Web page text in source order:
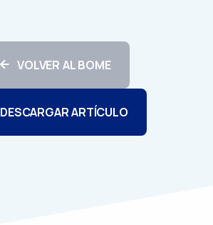
VOLVER AL BOME
DESCARGAR ARTÍCULO